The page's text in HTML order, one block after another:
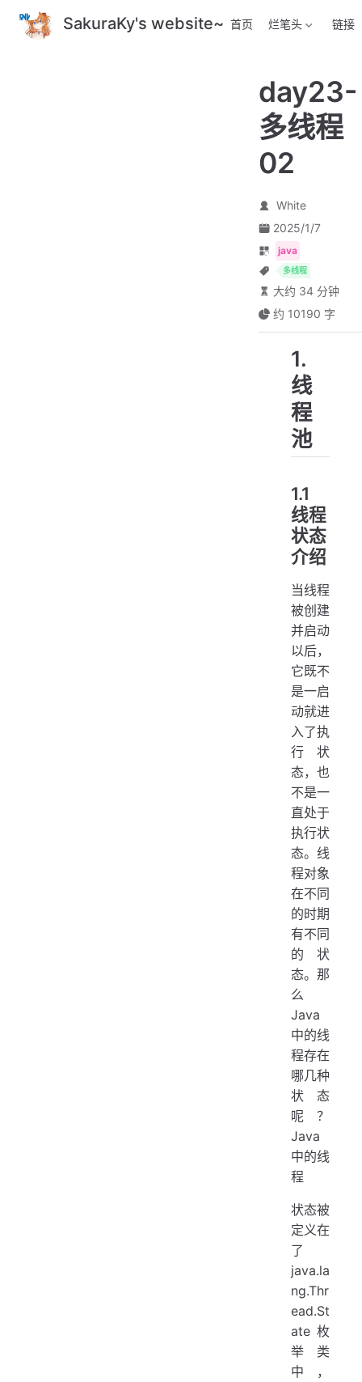
跳
至
SakuraKy's website~ 首页 烂笔头 链接
day23-
多线程
02
White
2025/1/7
java
多线程
大约 34 分钟
约 10190 字
1.
线
程
池
1.1
线程
状态
介绍
当线程
被创建
并启动
以后，
它既不
是一启
动就进
入了执
行状
态，也
不是一
直处于
执行状
态。线
程对象
在不同
的时期
有不同
的状
态。那
么
Java
中的线
程存在
哪几种
状态
呢？
Java
中的线
程
状态被
定义在
了
java.la
ng.Thr
ead.St
ate 枚
举类
中，